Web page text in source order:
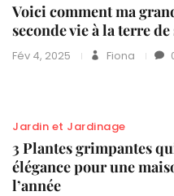
Voici comment ma
seconde vie à la terre de
Fév 4, 2025 Fiona
Jardin et Jardinage
3 Plantes grimpantes
élégance pour une
l’année